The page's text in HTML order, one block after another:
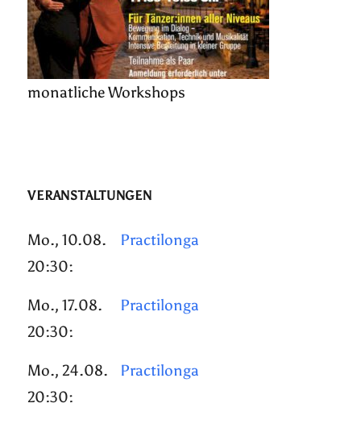
monatliche Workshops
VERANSTALTUNGEN
Mo., 10.08.
20:30:
Practilonga
Mo., 17.08.
20:30:
Practilonga
Mo., 24.08.
20:30:
Practilonga